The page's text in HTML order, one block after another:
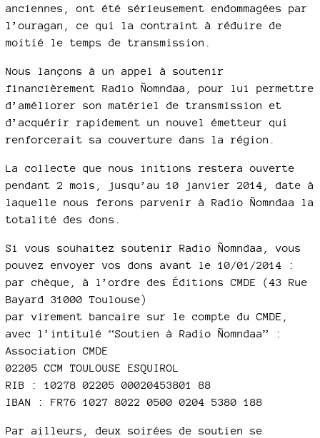
anciennes, ont été sérieusement endommagées par
l’ouragan, ce qui la contraint à réduire de
moitié le temps de transmission.
Nous lançons à un appel à soutenir
financièrement Radio Ñomndaa, pour lui permettre
d’améliorer son matériel de transmission et
d’acquérir rapidement un nouvel émetteur qui
renforcerait sa couverture dans la région.
La collecte que nous initions restera ouverte
pendant 2 mois, jusqu’au 10 janvier 2014, date à
laquelle nous ferons parvenir à Radio Ñomndaa la
totalité des dons.
Si vous souhaitez soutenir Radio Ñomndaa, vous
pouvez envoyer vos dons avant le 10/01/2014 :
par chèque, à l’ordre des Éditions CMDE (43 Rue
Bayard 31000 Toulouse)
par virement bancaire sur le compte du CMDE,
avec l’intitulé “Soutien à Radio Ñomndaa” :
Association CMDE
02205 CCM TOULOUSE ESQUIROL
RIB : 10278 02205 00020453801 88
IBAN : FR76 1027 8022 0500 0204 5380 188
Par ailleurs, deux soirées de soutien se